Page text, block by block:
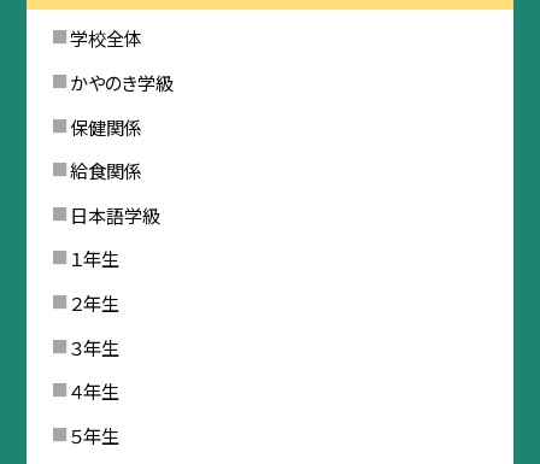
学校全体
かやのき学級
保健関係
給食関係
日本語学級
１年生
２年生
３年生
４年生
５年生